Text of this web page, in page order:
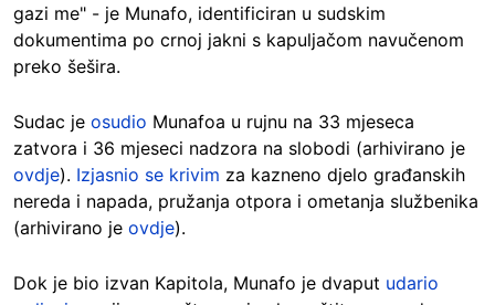
gazi me" - je Munafo, identificiran u sudskim
dokumentima po crnoj jakni s kapuljačom navučenom
preko šešira.
Sudac je osudio Munafoa u rujnu na 33 mjeseca
zatvora i 36 mjeseci nadzora na slobodi (arhivirano je
ovdje). Izjasnio se krivim za kazneno djelo građanskih
nereda i napada, pružanja otpora i ometanja službenika
(arhivirano je ovdje).
Dok je bio izvan Kapitola, Munafo je dvaput udario